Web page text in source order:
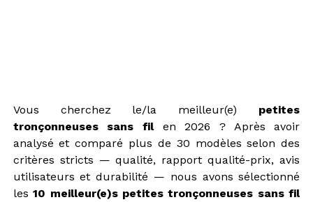
Vous cherchez le/la meilleur(e) petites
tronçonneuses sans filen 2026 ? Après avoir
analysé et comparé plus de 30 modèles selon des
critères stricts — qualité, rapport qualité-prix, avis
utilisateurs et durabilité — nous avons sélectionné
les10 meilleur(e)s petites tronçonneuses sans fil